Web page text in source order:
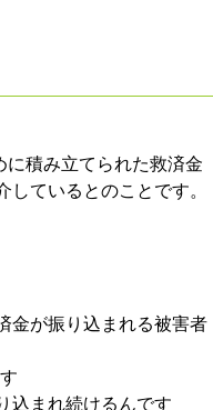
積み立てられた救済金
ているとのことです。
金が振り込まれる被害者
込まれ続けるんです